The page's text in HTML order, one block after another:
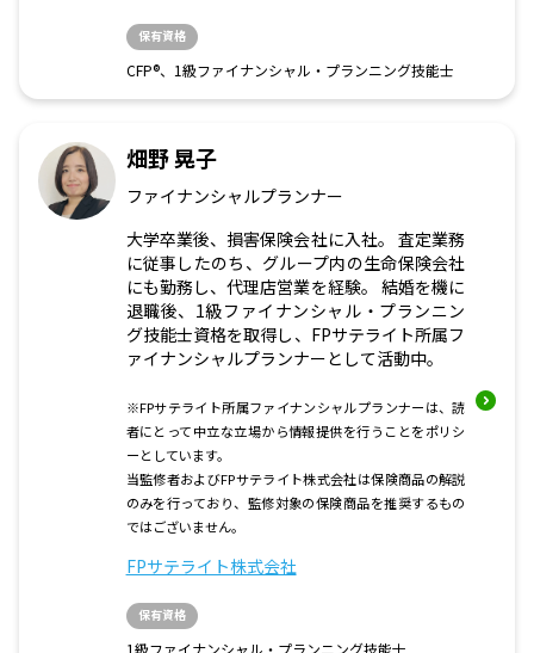
保有資格
CFP®、1級ファイナンシャル・プランニング技能士
畑野 晃子
ファイナンシャルプランナー
大学卒業後、損害保険会社に入社。 査定業務
に従事したのち、グループ内の生命保険会社
にも勤務し、代理店営業を経験。 結婚を機に
退職後、1級ファイナンシャル・プランニン
グ技能士資格を取得し、FPサテライト所属フ
ァイナンシャルプランナーとして活動中。
※FPサテライト所属ファイナンシャルプランナーは、読
者にとって中立な立場から情報提供を行うことをポリシ
ーとしています。
当監修者およびFPサテライト株式会社は保険商品の解説
のみを行っており、監修対象の保険商品を推奨するもの
ではございません。
FPサテライト株式会社
保有資格
1級ファイナンシャル・プランニング技能士